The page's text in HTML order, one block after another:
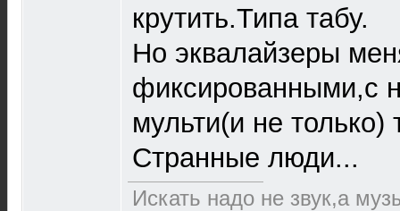
крутить.Типа табу.
Но эквалайзеры
фиксированными,с
мульти(и не
Странные люди...
Искать надо не звук,а